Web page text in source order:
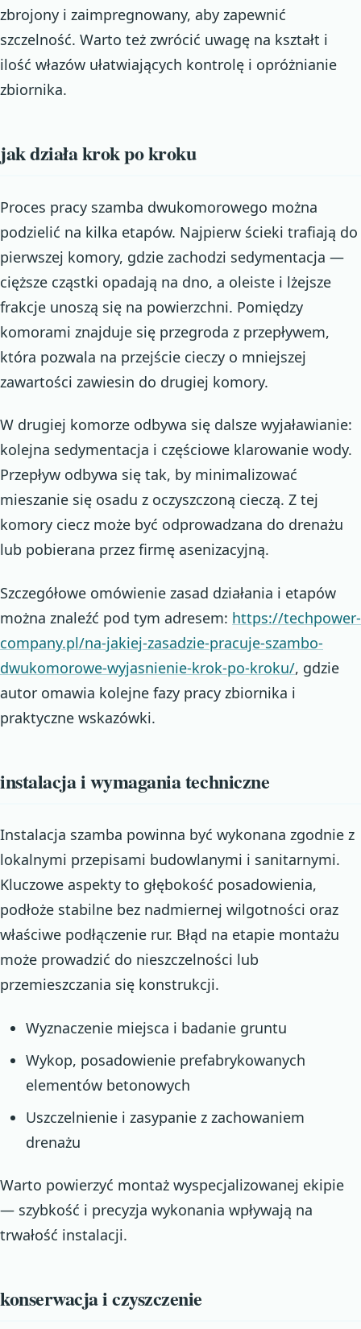
zbrojony i zaimpregnowany, aby zapewnić
szczelność. Warto też zwrócić uwagę na kształt i
ilość włazów ułatwiających kontrolę i opróżnianie
zbiornika.
jak działa krok po kroku
Proces pracy szamba dwukomorowego można
podzielić na kilka etapów. Najpierw ścieki trafiają do
pierwszej komory, gdzie zachodzi sedymentacja —
cięższe cząstki opadają na dno, a oleiste i lżejsze
frakcje unoszą się na powierzchni. Pomiędzy
komorami znajduje się przegroda z przepływem,
która pozwala na przejście cieczy o mniejszej
zawartości zawiesin do drugiej komory.
W drugiej komorze odbywa się dalsze wyjaławianie:
kolejna sedymentacja i częściowe klarowanie wody.
Przepływ odbywa się tak, by minimalizować
mieszanie się osadu z oczyszczoną cieczą. Z tej
komory ciecz może być odprowadzana do drenażu
lub pobierana przez firmę asenizacyjną.
Szczegółowe omówienie zasad działania i etapów
można znaleźć pod tym adresem: https://techpower-
company.pl/na-jakiej-zasadzie-pracuje-szambo-
dwukomorowe-wyjasnienie-krok-po-kroku/, gdzie
autor omawia kolejne fazy pracy zbiornika i
praktyczne wskazówki.
instalacja i wymagania techniczne
Instalacja szamba powinna być wykonana zgodnie z
lokalnymi przepisami budowlanymi i sanitarnymi.
Kluczowe aspekty to głębokość posadowienia,
podłoże stabilne bez nadmiernej wilgotności oraz
właściwe podłączenie rur. Błąd na etapie montażu
może prowadzić do nieszczelności lub
przemieszczania się konstrukcji.
Wyznaczenie miejsca i badanie gruntu
Wykop, posadowienie prefabrykowanych
elementów betonowych
Uszczelnienie i zasypanie z zachowaniem
drenażu
Warto powierzyć montaż wyspecjalizowanej ekipie
— szybkość i precyzja wykonania wpływają na
trwałość instalacji.
konserwacja i czyszczenie